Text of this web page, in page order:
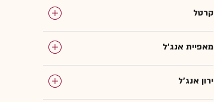
קרטל
מאפיית אנג'ל
ירון אנג'ל